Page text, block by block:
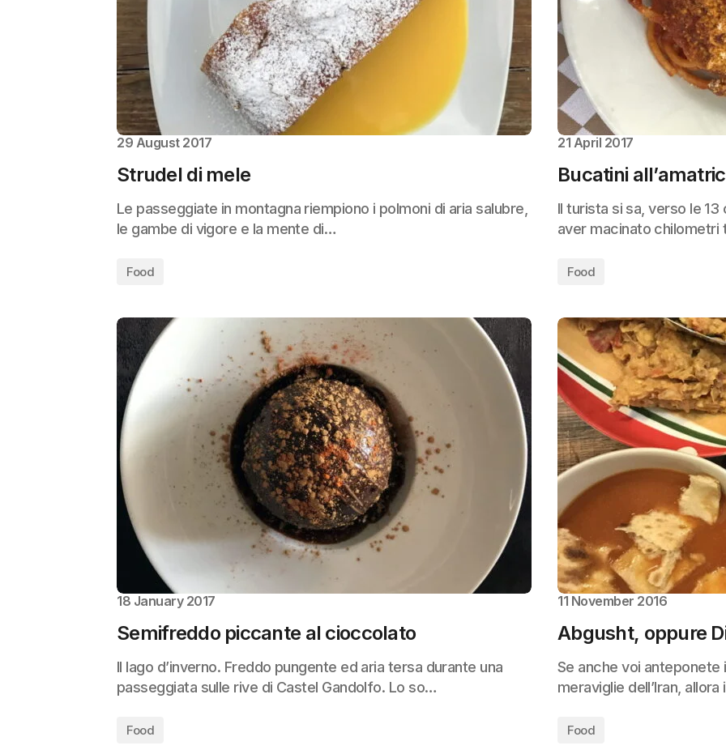
29 August 2017
Strudel di mele
Le passeggiate in montagna riempiono i polmoni di aria salubre,
le gambe di vigore e la mente di…
Food
21 April 2017
Bucatini
Il turista si sa, verso le
aver macinato chilometri
Food
18 January 2017
Semifreddo piccante al cioccolato
Il lago d’inverno. Freddo pungente ed aria tersa durante una
passeggiata sulle rive di Castel Gandolfo. Lo so…
Food
11 November 2016
Abgusht, oppure
Se anche voi anteponete
meraviglie dell’Iran,
Food